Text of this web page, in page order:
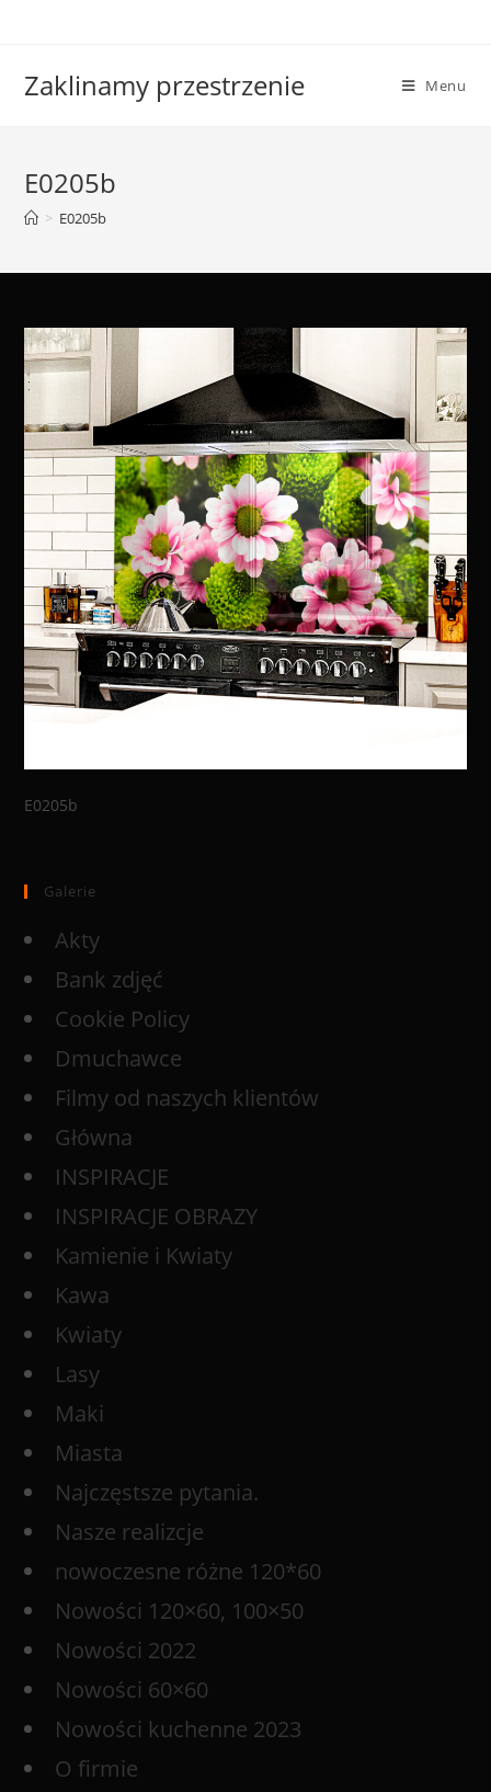
Zaklinamy przestrzenie Menu
E0205b
> E0205b
E0205b
Galerie
Akty
Bank zdjęć
Cookie Policy
Dmuchawce
Filmy od naszych klientów
Główna
INSPIRACJE
INSPIRACJE OBRAZY
Kamienie i Kwiaty
Kawa
Kwiaty
Lasy
Maki
Miasta
Najczęstsze pytania.
Nasze realizcje
nowoczesne różne 120*60
Nowości 120×60, 100×50
Nowości 2022
Nowości 60×60
Nowości kuchenne 2023
O firmie